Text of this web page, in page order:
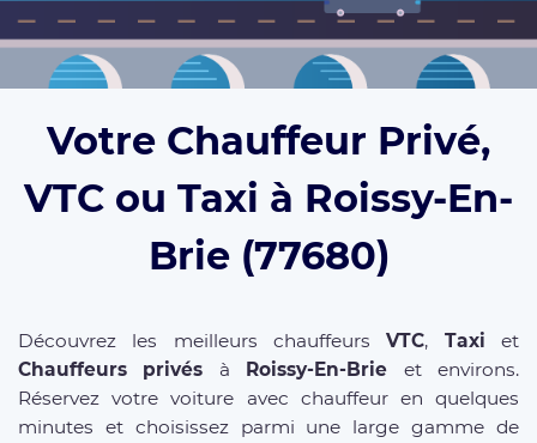
Votre Chauffeur Privé,
VTC ou Taxi à Roissy-En-
Brie (77680)
Découvrez les meilleurs chauffeursVTC, Taxi et
Chauffeurs privés à Roissy-En-Brie et environs.
Réservez votre voiture avec chauffeur en quelques
minutes et choisissez parmi une large gamme de